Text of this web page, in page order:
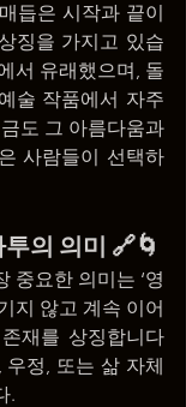
듭은 시작과 끝이
징을 가지고 있습
서 유래했으며, 돌
술 작품에서 자주
도 그 아름다움과
사람들이 선택하
의 의미 🔗🌀
중요한 의미는 ‘영
지 않고 계속 이어
재를 상징합니다
정, 또는 삶 자체
.